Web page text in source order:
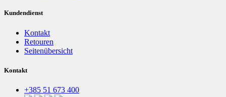
Kundendienst
Kontakt
Retouren
Seitenübersicht
Kontakt
+385 51 673 400